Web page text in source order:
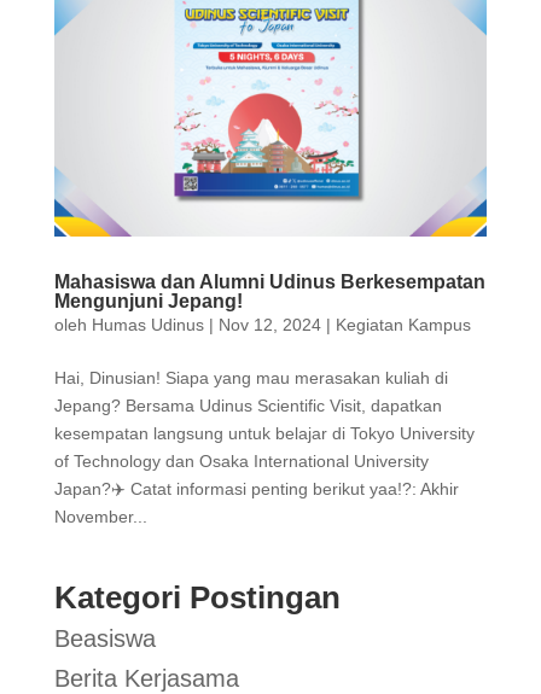
Mahasiswa dan Alumni Udinus Berkesempatan
Mengunjuni Jepang!
oleh Humas Udinus| Nov 12, 2024| Kegiatan Kampus
Hai, Dinusian! Siapa yang mau merasakan kuliah di
Jepang? Bersama Udinus Scientific Visit, dapatkan
kesempatan langsung untuk belajar di Tokyo University
of Technology dan Osaka International University
Japan?✈️ Catat informasi penting berikut yaa!?: Akhir
November...
Kategori Postingan
Beasiswa
Berita Kerjasama